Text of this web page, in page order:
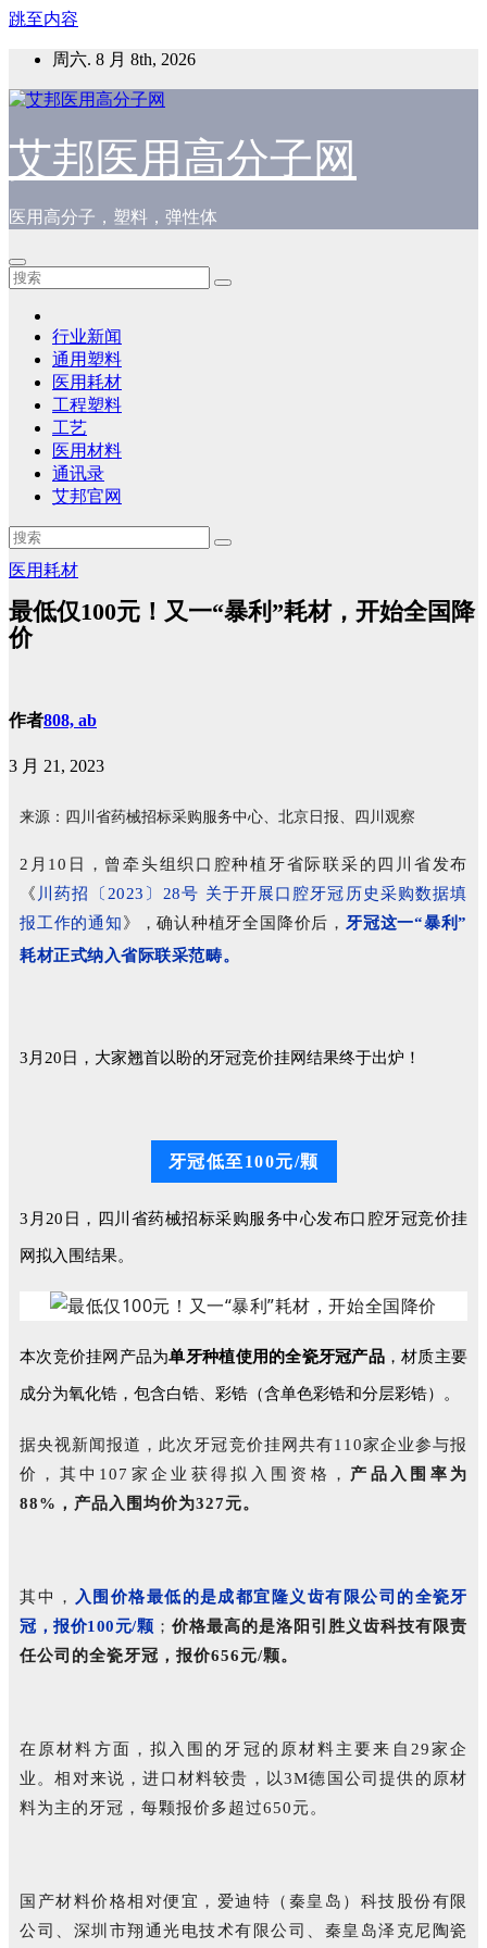
跳至内容
周六. 8 月 8th, 2026
艾邦医用高分子网
医用高分子，塑料，弹性体
行业新闻
通用塑料
医用耗材
工程塑料
工艺
医用材料
通讯录
艾邦官网
医用耗材
最低仅100元！又一“暴利”耗材，开始全国降
价
作者808, ab
3 月 21, 2023
来源： 四川省药械招标采购服务中心、北京日报、四川观察
2月10日，曾牵头组织口腔种植牙省际联采的四川省发布
《 川药招〔2023〕28号 关于开展口腔牙冠历史采购数据填
报工作的通知》，确认种植牙全国降价后， 牙冠这一“暴利”
耗材正式纳入省际联采范畴。
3月20日，大家翘首以盼的牙冠竞价挂网结果终于出炉！
牙冠低至100元/颗
3月20日，四川省药械招标采购服务中心发布口腔牙冠竞价挂
网拟入围结果。
本次竞价挂网产品为单牙种植使用的全瓷牙冠产品，材质主要
成分为氧化锆，包含白锆、彩锆（含单色彩锆和分层彩锆）。
据央视新闻报道，此次牙冠竞价挂网共有110家企业参与报
价，其中107家企业获得拟入围资格， 产品入围率为
88%，产品入围均价为327元。
其中，
入围价格最低的是成都宜隆义齿有限公司的全瓷牙
冠，报价100元/颗 ； 价格最高的是洛阳引胜义齿科技有限责
任公司的全瓷牙冠，报价656元/颗。
在原材料方面，拟入围的牙冠的原材料主要来自29家企
业。相对来说，进口材料较贵，以3M德国公司提供的原材
料为主的牙冠，每颗报价多超过650元。
国产材料价格相对便宜，爱迪特（秦皇岛）科技股份有限
公司、深圳市翔通光电技术有限公司、秦皇岛泽克尼陶瓷